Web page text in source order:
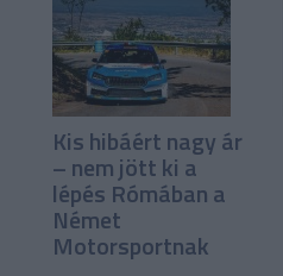
Kis hibáért nagy ár
– nem jött ki a
lépés Rómában a
Német
Motorsportnak